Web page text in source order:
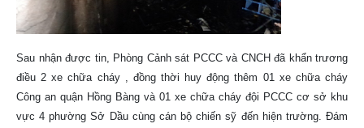
Sau nhận được tin, Phòng Cảnh sát PCCC và CNCH đã khẩn trương
điều 2 xe chữa cháy , đồng thời huy động thêm 01 xe chữa cháy
Công an quận Hồng Bàng và 01 xe chữa cháy đội PCCC cơ sở khu
vực 4 phường Sở Dầu cùng cán bộ chiến sỹ đến hiện trường. Đám